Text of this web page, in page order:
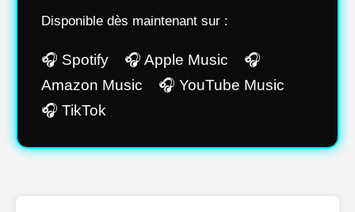
Disponible dès maintenant sur :
🎧 Spotify 🎧 Apple Music 🎧
Amazon Music 🎧 YouTube Music
🎧 TikTok